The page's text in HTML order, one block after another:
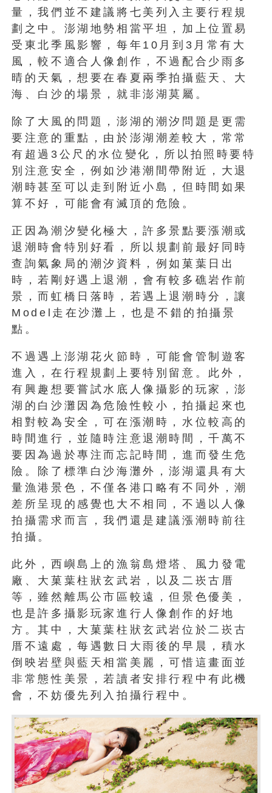
量，我們並不建議將七美列入主要行程規
劃之中。澎湖地勢相當平坦，加上位置易
受東北季風影響，每年10月到3月常有大
風，較不適合人像創作，不過配合少雨多
晴的天氣，想要在春夏兩季拍攝藍天、大
海、白沙的場景，就非澎湖莫屬。
除了大風的問題，澎湖的潮汐問題是更需
要注意的重點，由於澎湖潮差較大，常常
有超過3公尺的水位變化，所以拍照時要特
別注意安全，例如沙港潮間帶附近，大退
潮時甚至可以走到附近小島，但時間如果
算不好，可能會有滅頂的危險。
正因為潮汐變化極大，許多景點要漲潮或
退潮時會特別好看，所以規劃前最好同時
查詢氣象局的潮汐資料，例如菓葉日出
時，若剛好遇上退潮，會有較多礁岩作前
景，而虹橋日落時，若遇上退潮時分，讓
Model走在沙灘上，也是不錯的拍攝景
點。
不過遇上澎湖花火節時，可能會管制遊客
進入，在行程規劃上要特別留意。此外，
有興趣想要嘗試水底人像攝影的玩家，澎
湖的白沙灘因為危險性較小，拍攝起來也
相對較為安全，可在漲潮時，水位較高的
時間進行，並隨時注意退潮時間，千萬不
要因為過於專注而忘記時間，進而發生危
險。除了標準白沙海灘外，澎湖還具有大
量漁港景色，不僅各港口略有不同外，潮
差所呈現的感覺也大不相同，不過以人像
拍攝需求而言，我們還是建議漲潮時前往
拍攝。
此外，西嶼島上的漁翁島燈塔、風力發電
廠、大菓葉柱狀玄武岩，以及二崁古厝
等，雖然離馬公市區較遠，但景色優美，
也是許多攝影玩家進行人像創作的好地
方。其中，大菓葉柱狀玄武岩位於二崁古
厝不遠處，每遇數日大雨後的早晨，積水
倒映岩壁與藍天相當美麗，可惜這畫面並
非常態性美景，若讀者安排行程中有此機
會，不妨優先列入拍攝行程中。